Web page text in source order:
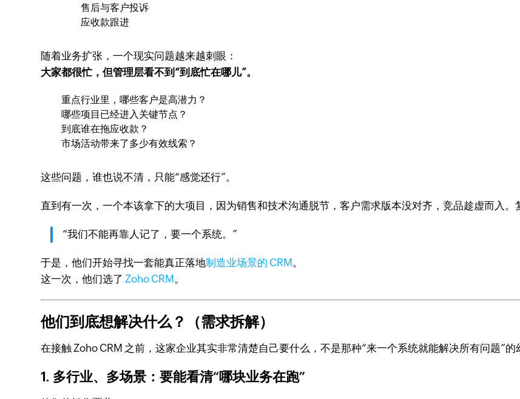
售后与客户投诉
应收款跟进
随着业务扩张，一个现实问题越来越刺眼：
大家都很忙，但管理层看不到“到底忙在哪儿”。
重点行业里，哪些客户是高潜力？
哪些项目已经进入关键节点？
到底谁在拖应收款？
市场活动带来了多少有效线索？
这些问题，谁也说不清，只能“感觉还行”。
直到有一次，一个本该拿下的大项目，因为销售和技术沟通脱节，客户需求版本没对齐，竞品趁虚而入。
“我们不能再靠人记了，要一个系统。”
于是，他们开始寻找一套能真正落地制造业场景的 CRM 。
这一次，他们选了Zoho CRM 。
他们到底想解决什么？（需求拆解）
在接触 Zoho CRM 之前，这家企业其实非常清楚自己要什么，不是那种“来一个系统就能解决所有问题”的
1. 多行业、多场景：要能看清“哪块业务在跑”